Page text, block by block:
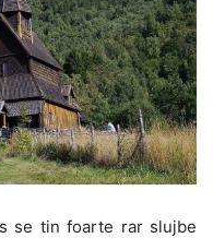
se tin foarte rar slujbe